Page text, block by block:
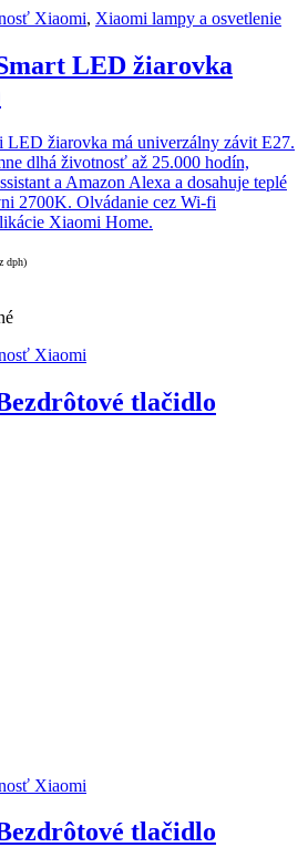
Xiaomi, Xiaomi lampy a osvetlenie
LED žiarovka
LED žiarovka má univerzálny závit E27.
dlhá životnosť až 25.000 hodín,
a Amazon Alexa a dosahuje teplé
2700K. Olvádanie cez Wi-fi
Xiaomi Home.
dph)
Xiaomi
tlačidlo
Xiaomi
tlačidlo